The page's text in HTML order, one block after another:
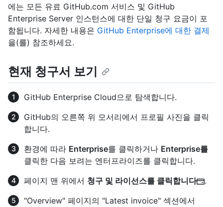
에는 모든 유료 GitHub.com 서비스 및 GitHub
Enterprise Server 인스턴스에 대한 단일 청구 요금이 포
함됩니다. 자세한 내용은 GitHub Enterprise에 대한 결제
을(를) 참조하세요.
현재 청구서 보기
GitHub Enterprise Cloud으로 탐색합니다.
GitHub의 오른쪽 위 모서리에서 프로필 사진을 클릭
합니다.
환경에 따라 Enterprise를 클릭하거나 Enterprise를
클릭한 다음 보려는 엔터프라이즈를 클릭합니다.
페이지 맨 위에서 청구 및 라이선스를 클릭합니다
.
"Overview" 페이지의 "Latest invoice" 섹션에서